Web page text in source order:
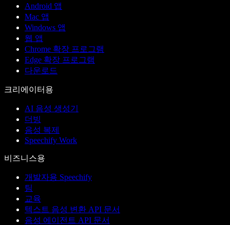
Android 앱
Mac 앱
Windows 앱
웹 앱
Chrome 확장 프로그램
Edge 확장 프로그램
다운로드
크리에이터용
AI 음성 생성기
더빙
음성 복제
Speechify Work
비즈니스용
개발자용 Speechify
팀
교육
텍스트 음성 변환 API 문서
음성 에이전트 API 문서